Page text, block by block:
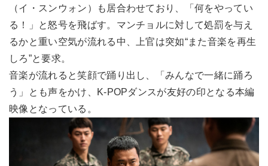
（イ・スンウォン）も居合わせており、「何をやってい
る！」と怒号を飛ばす。マンチョルに対して処罰を与え
るかと重い空気が流れる中、上官は突如“また音楽を再生
しろ”と要求。
音楽が流れると笑顔で踊り出し、「みんなで一緒に踊ろ
う」とも声をかけ、K-POPダンスが友好の印となる本編
映像となっている。